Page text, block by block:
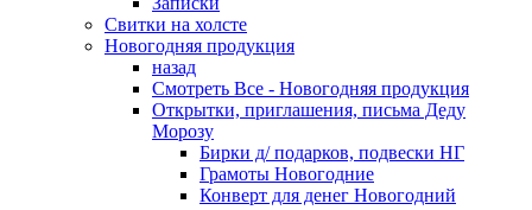
Свитки на холсте
Новогодняя продукция
назад
Смотреть Все - Новогодняя продукция
Открытки, приглашения, письма Деду
Морозу
Бирки д/ подарков, подвески НГ
Грамоты Новогодние
Конверт для денег Новогодний